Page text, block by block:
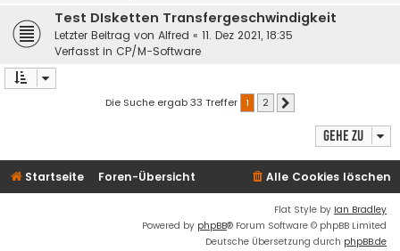
Test DIsketten Transfergeschwindigkeit
Letzter Beitrag von Alfred « 11. Dez 2021, 18:35
Verfasst in CP/M-Software
Die Suche ergab 33 Treffer 1 2
Gehe zu
Startseite Foren-Übersicht Alle Cookies löschen
Flat Style by Ian Bradley
Powered by phpBB® Forum Software © phpBB Limited
Deutsche Übersetzung durch phpBB.de